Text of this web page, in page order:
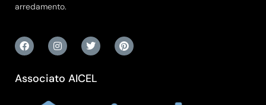
arredamento.
Associato AICEL